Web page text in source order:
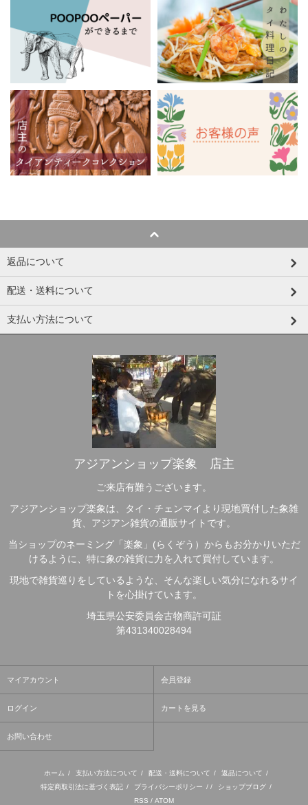
返品について
配送・送料について
支払い方法について
アジアンショップ楽象 店主
ご来店有難うございます。
アジアンショップ楽象は、タイ・チェンマイより現地買付した象雑
貨、アジアン雑貨の通販サイトです。
当ショップのネーミング「楽象」(らくぞう）からもお分かりいただ
けるように、特に象の雑貨に力を入れて買付しています。
現地で雑貨巡りをしているような、そんな楽しい気分になれるサイ
トを心掛けています。
埼玉県公安委員会古物商許可証
第431340028494
マイアカウント 会員登録
ログイン カートを見る
お問い合わせ
ホーム / 支払い方法について / 配送・送料について / 返品について /
特定商取引法に基づく表記 / プライバシーポリシー / / ショップブログ /
RSS / ATOM